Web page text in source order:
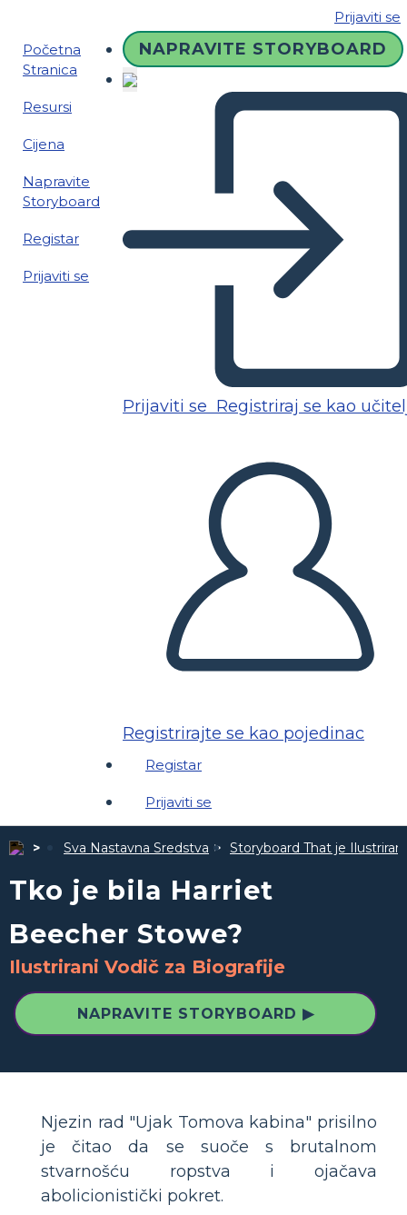
Prijaviti se
Početna
Stranica
Resursi
Cijena
Napravite
Storyboard
Registar
Prijaviti se
NAPRAVITE STORYBOARD
Prijaviti se Registriraj se kao
Registrirajte se kao pojedinac
Registar
Prijaviti se
Sva Nastavna Sredstva Storyboard That je
Tko je bila Harriet
Beecher Stowe?
Ilustrirani Vodič za Biografije
NAPRAVITE STORYBOARD ▶
Njezin rad "Ujak Tomova kabina" prisilno
je čitao da se suoče s brutalnom
stvarnošću ropstva i ojačava
abolicionistički pokret.